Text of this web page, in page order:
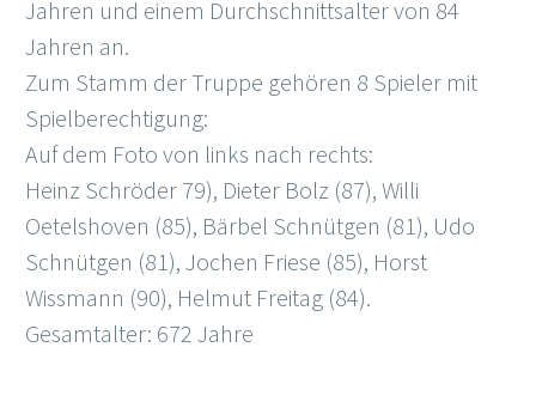
Jahren und einem Durchschnittsalter von 84
Jahren an.
Zum Stamm der Truppe gehören 8 Spieler mit
Spielberechtigung:
Auf dem Foto von links nach rechts:
Heinz Schröder 79), Dieter Bolz (87), Willi
Oetelshoven (85), Bärbel Schnütgen (81), Udo
Schnütgen (81), Jochen Friese (85), Horst
Wissmann (90), Helmut Freitag (84).
Gesamtalter: 672 Jahre